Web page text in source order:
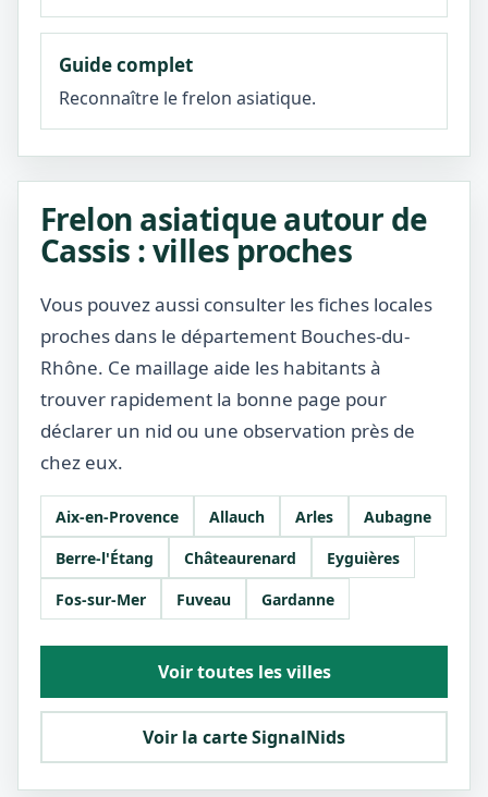
Guide complet
Reconnaître le frelon asiatique.
Frelon asiatique autour de
Cassis : villes proches
Vous pouvez aussi consulter les fiches locales
proches dans le département Bouches-du-
Rhône. Ce maillage aide les habitants à
trouver rapidement la bonne page pour
déclarer un nid ou une observation près de
chez eux.
Aix-en-Provence Allauch Arles
Aubagne
Berre-l'Étang
Châteaurenard
Eyguières
Fos-sur-Mer
Fuveau Gardanne
Voir toutes les villes
Voir la carte SignalNids